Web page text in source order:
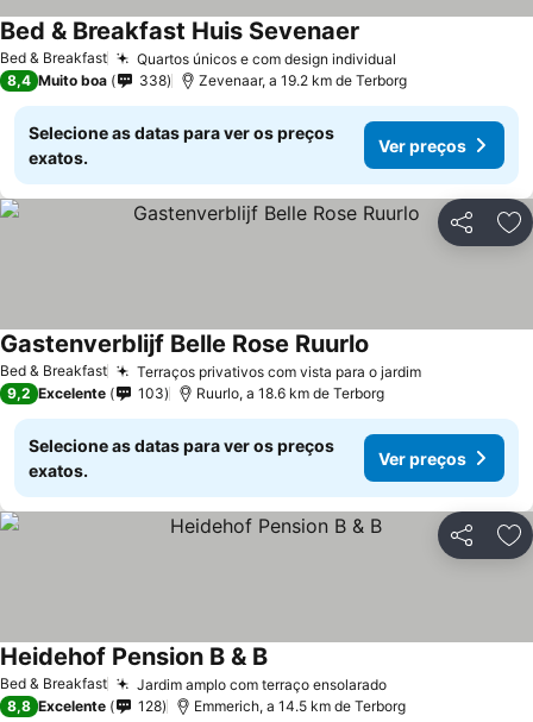
Bed & Breakfast Quartos únicos e com design individual
Bed & Breakfast Huis Sevenaer
8,4 Muito boa 338 Zevenaar, a 19.2 km de Terborg
Selecione as datas para ver os preços
exatos.
Ver preços
Partilhar
Bed & Breakfast Terraços privativos com vista para o jardimVer preços
Gastenverblijf Belle Rose Ruurlo
9,2 Excelente 103 Ruurlo, a 18.6 km de Terborg
Selecione as datas para ver os preços
exatos.
Ver preços
Partilhar
Bed & Breakfast Jardim amplo com terraço ensolaradoVer preços
Heidehof Pension B & BVer preços
8,8 Excelente 128 Emmerich, a 14.5 km de Terborg